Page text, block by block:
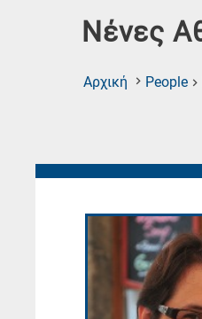
Νένες
Αρχική People